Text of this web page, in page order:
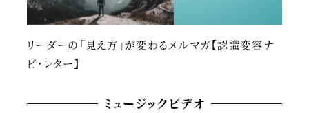
リーダーの「見え方」が変わるメルマガ【認識変容ナ
ビ・レター】
ミュージックビデオ